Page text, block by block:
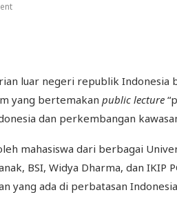
luar negeri republik Indonesia
yang bertemakan public lecture
dan perkembangan
mahasiswa dari berbagai
BSI, Widya Dharma, dan IKIP
yang ada di perbatasan